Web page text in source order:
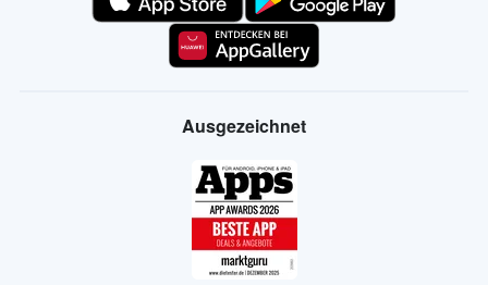
Ausgezeichnet